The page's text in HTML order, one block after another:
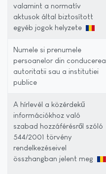
valamint a normatív
aktusok által biztosított
egyéb jogok helyzete
Numele si prenumele
persoanelor din conducerea
autoritatii sau a institutiei
publice
A hírlevél a közérdekű
információkhoz való
szabad hozzáférésről szóló
544/2001 törvény
rendelkezéseivel
összhangban jelent meg